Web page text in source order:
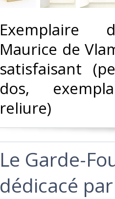
‎Exemplaire
Maurice de
satisfaisant
dos,
reliure)‎
‎Le Garde-
dédicacé